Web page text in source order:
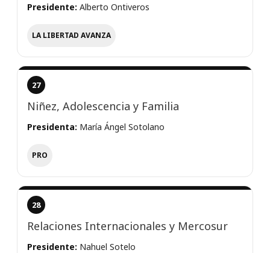
Presidente: Alberto Ontiveros
LA LIBERTAD AVANZA
27
Niñez, Adolescencia y Familia
Presidenta: María Ángel Sotolano
PRO
28
Relaciones Internacionales y Mercosur
Presidente: Nahuel Sotelo